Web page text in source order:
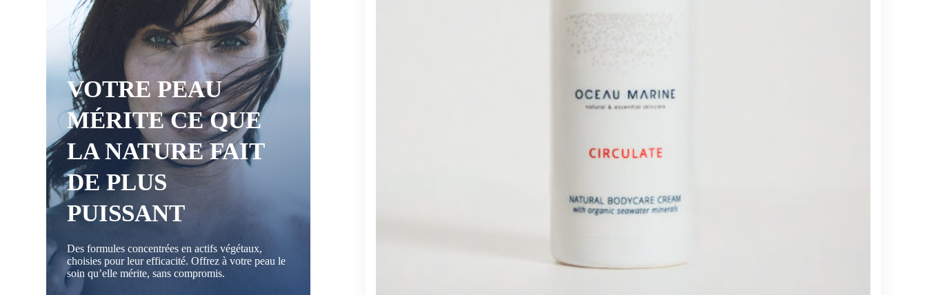
VOTRE PEAU
MÉRITE CE QUE
LA NATURE FAIT
DE PLUS
PUISSANT
Des formules concentrées en actifs végétaux,
choisies pour leur efficacité. Offrez à votre peau le
soin qu’elle mérite, sans compromis.